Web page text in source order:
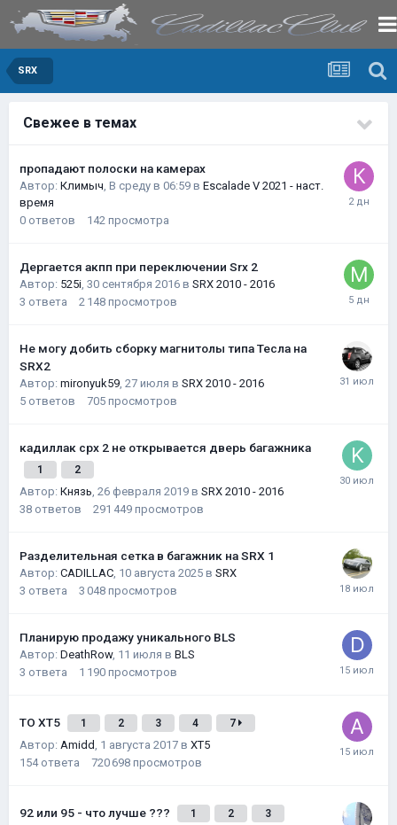
SRX
Свежее в темах
пропадают полоски на камерах
Автор: Климыч, В среду в 06:59 в Escalade V 2021 - наст.
время
0 ответов 142 просмотра
Дергается акпп при переключении Srx 2
Автор: 525i, 30 сентября 2016 в SRX 2010 - 2016
3 ответа 2 148 просмотров
Не могу добить сборку магнитолы типа Тесла на
SRX2
Автор: mironyuk59, 27 июля в SRX 2010 - 2016
5 ответов 705 просмотров
кадиллак срх 2 не открывается дверь багажника
1 2
Автор: Князь, 26 февраля 2019 в SRX 2010 - 2016
38 ответов 291 449 просмотров
Разделительная сетка в багажник на SRX 1
Автор: CADILLAC, 10 августа 2025 в SRX
3 ответа 3 048 просмотров
Планирую продажу уникального BLS
Автор: DeathRow, 11 июля в BLS
3 ответа 1 190 просмотров
ТО XT5 1 2 3 4 7
Автор: Amidd, 1 августа 2017 в XT5
154 ответа 720 698 просмотров
92 или 95 - что лучше ??? 1 2 3